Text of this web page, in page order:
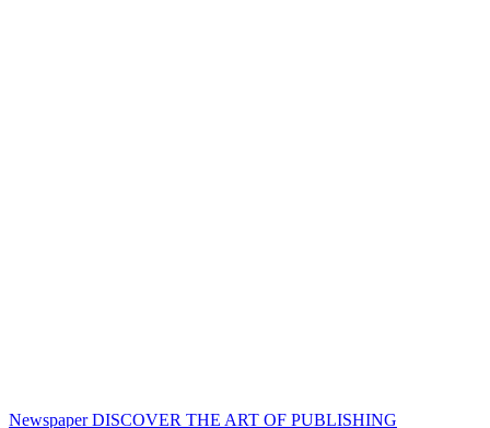
Newspaper DISCOVER THE ART OF PUBLISHING